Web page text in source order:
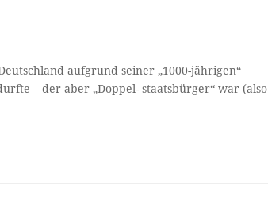
aufgrund seiner „1000-jährigen“
– der aber „Doppel- staatsbürger“ war (also